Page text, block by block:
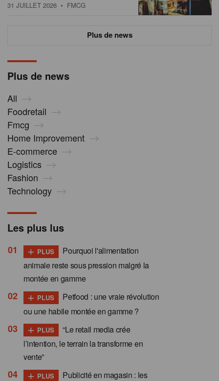
Plus de news
All
Foodretail
Fmcg
Home Improvement
E-commerce
Logistics
Fashion
Technology
31 JUILLET 2026 • FMCG
Plus de news
Les plus lus
+ PLUS
Pourquoi l'alimentation
animale reste sous pression malgré la
montée en gamme
+ PLUS
Petfood : une vraie révolution
ou une habile montée en gamme ?
+ PLUS
“Le retail media crée
l’intention, le terrain la transforme en
vente”
+ PLUS
Publicité en magasin : les